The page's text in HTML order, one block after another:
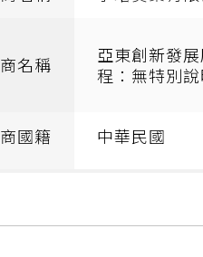
名稱
亞東創新發
程：無特別說
國籍 中華民國